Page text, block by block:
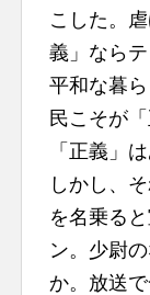
こした。
義」なら
平和な暮
民こそが
「正義」
しかし、
を名乗る
ン。少尉
か。放送